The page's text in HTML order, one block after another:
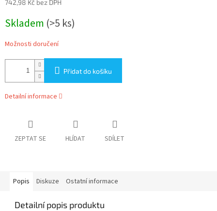
742,98 Kč bez DPH
cena:
Skladem (>5 ks)
Možnosti doručení
Přidat do košíku
Detailní informace
ZEPTAT SE HLÍDAT SDÍLET
Popis Diskuze Ostatní informace
Detailní popis produktu